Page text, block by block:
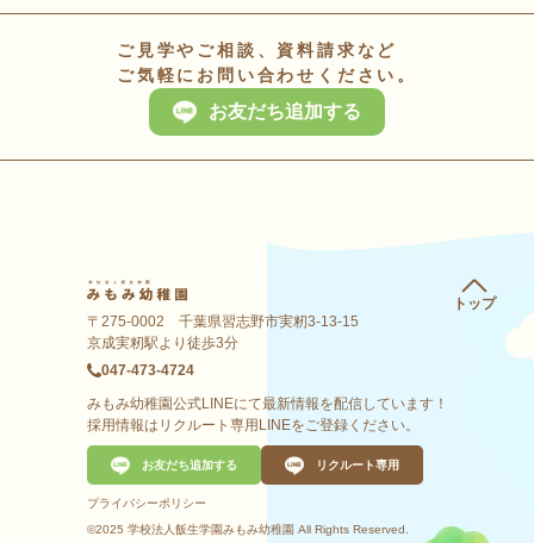
ご見学やご相談、資料請求など
ご気軽にお問い合わせください。
お友だち追加する
〒275-0002 千葉県習志野市実籾3-13-15
京成実籾駅より徒歩3分
047-473-4724
みもみ幼稚園公式LINEにて最新情報を配信しています！
採用情報はリクルート専用LINEをご登録ください。
お友だち追加する リクルート専用
プライバシーポリシー
©2025 学校法人飯生学園みもみ幼稚園 All Rights Reserved.
トップ